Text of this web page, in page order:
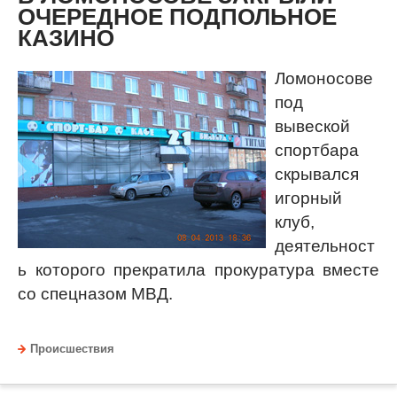
ОЧЕРЕДНОЕ ПОДПОЛЬНОЕ
КАЗИНО
Ломоносове
под
вывеской
спортбара
скрывался
игорный
клуб,
деятельност
ь которого прекратила прокуратура вместе
со спецназом МВД.
Происшествия